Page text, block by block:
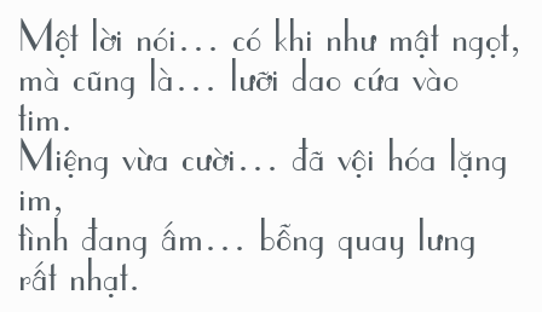
Một lời nói… có khi như mật ngọt,
mà cũng là… lưỡi dao cứa vào
tim.
Miệng vừa cười… đã vội hóa lặng
im,
tình đang ấm… bỗng quay lưng
rất nhạt.